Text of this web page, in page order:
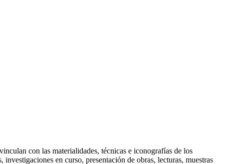
con las materialidades, técnicas e iconografías de los
en curso, presentación de obras, lecturas, muestras